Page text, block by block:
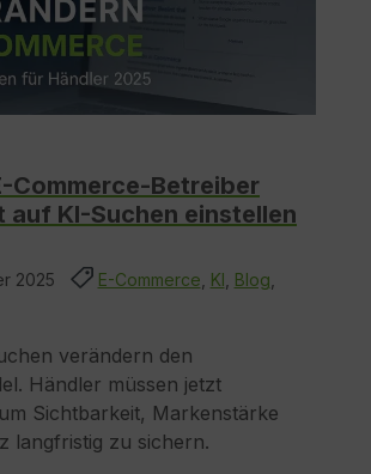
Commerce-Betreiber
auf KI-Suchen einstellen
2025 E-Commerce KI Blog
verändern den
Händler müssen jetzt
Sichtbarkeit, Markenstärke
langfristig zu sichern.